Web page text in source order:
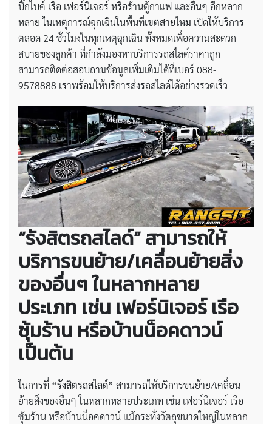
บิ๊กไบค์ เรือ เฟอร์นิเจอร์ หรือร้านตู้กาแฟ และอื่นๆ อีกหลาก
หลาย ในเหตุการณ์ฉุกเฉินในพื้นที่เขตสายไหม เปิดให้บริการ
ตลอด 24 ชั่วโมงในทุกเหตุฉุกเฉิน ทั้งหมดเพื่อความสะดวก
สบายของลูกค้า ที่กำลังมองหาบริการรถสไลด์ราคาถูก
สามารถติดต่อสอบถามข้อมูลเพิ่มเติมได้ที่เบอร์ 088-
9578888 เราพร้อมให้บริการส่งรถสไลด์ได้อย่างรวดเร็ว
“รังสิตรถสไลด์” สามารถให้
บริการขนย้าย/เคลื่อนย้ายสิ่ง
ของอื่นๆ ในหลากหลาย
ประเภท เช่น เฟอร์นิเจอร์ เรือ
ซุ้มร้าน หรือบ้านน็อคดาวน์
เป็นต้น
ในการที่ “รังสิตรถสไลด์” สามารถให้บริการขนย้าย/เคลื่อน
ย้ายสิ่งของอื่นๆ ในหลากหลายประเภท เช่น เฟอร์นิเจอร์ เรือ
ซุ้มร้าน หรือบ้านน็อคดาวน์ แม้กระทั่งวัตถุขนาดใหญ่ในหลาก